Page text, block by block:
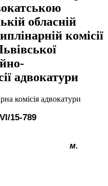
обласній
комісії
адвокатури
комісія адвокатури
15-789
м.